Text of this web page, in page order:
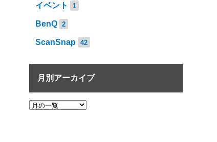
イベント 1
BenQ 2
ScanSnap 42
月別アーカイブ